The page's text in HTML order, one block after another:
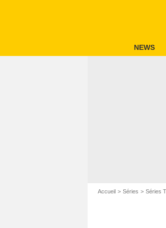
NEWS
Accueil Séries Séries